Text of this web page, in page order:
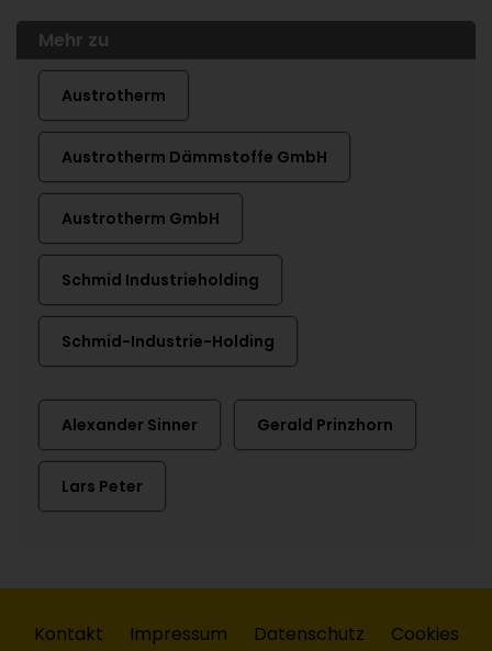
Mehr zu
Austrotherm
Austrotherm Dämmstoffe GmbH
Austrotherm GmbH
Schmid Industrieholding
Schmid-Industrie-Holding
Alexander Sinner Gerald Prinzhorn
Lars Peter
Kontakt Impressum Datenschutz Cookies